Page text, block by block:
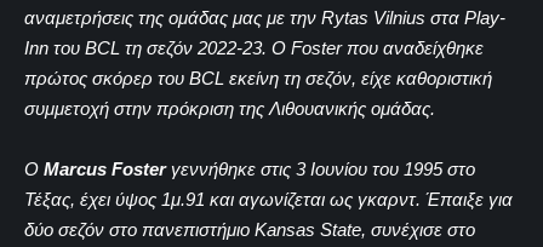
αναμετρήσεις της ομάδας μας με την Rytas Vilnius στα Play-
Inn του BCL τη σεζόν 2022-23. Ο Foster που αναδείχθηκε
πρώτος σκόρερ του BCL εκείνη τη σεζόν, είχε καθοριστική
συμμετοχή στην πρόκριση της Λιθουανικής ομάδας.
Ο Marcus Fosterγεννήθηκε στις 3 Ιουνίου του 1995 στο
Τέξας, έχει ύψος 1μ.91 και αγωνίζεται ως γκαρντ. Έπαιξε για
δύο σεζόν στο πανεπιστήμιο Kansas State, συνέχισε στο